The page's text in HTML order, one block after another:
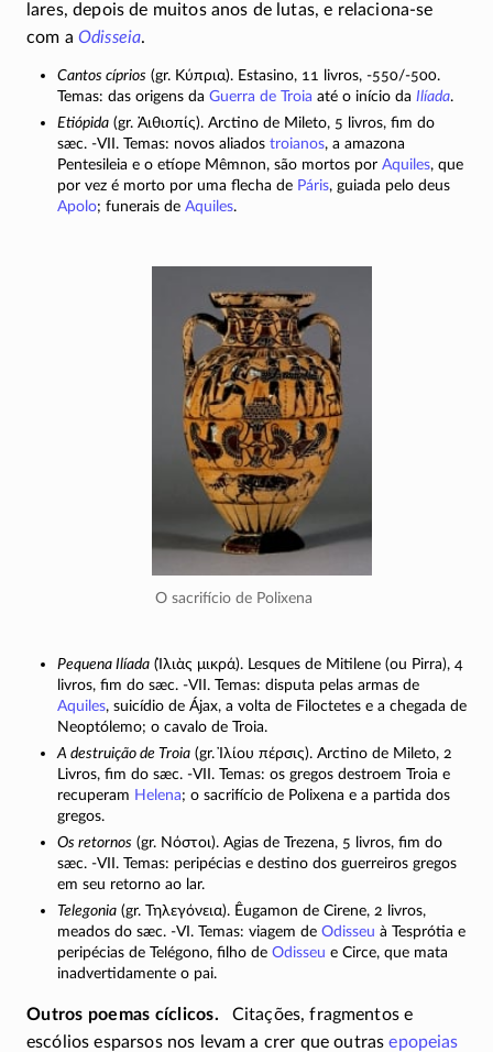
lares, depois de muitos anos de lutas, e relaciona-se
com a Odisseia.
Cantos cíprios (gr. Κύπρια). Estasino, 11 livros, -550/-500.
Temas: das origens da Guerra de Troia até o início da Ilíada.
Etiópida (gr. Ἀιθιοπίς). Arctino de Mileto, 5 livros, fim do
sæc. -VII . Temas: novos aliados troianos, a amazona
Pentesileia e o etíope Mêmnon, são mortos por Aquiles, que
por vez é morto por uma flecha de Páris, guiada pelo deus
Apolo; funerais de Aquiles.
O sacrifício de Polixena
Pequena Ilíada (Ἰλιὰς μικρά). Lesques de Mitilene (ou Pirra), 4
livros, fim do sæc. -VII. Temas: disputa pelas armas de
Aquiles, suicídio de Ájax, a volta de Filoctetes e a chegada de
Neoptólemo; o cavalo de Troia.
A destruição de Troia (gr.Ἰλίου πέρσις). Arctino de Mileto, 2
Livros, fim do sæc. -VII. Temas: os gregos destroem Troia e
recuperam Helena; o sacrifício de Polixena e a partida dos
gregos.
Os retornos (gr. Νόστοι). Agias de Trezena, 5 livros, fim do
sæc. -VII. Temas: peripécias e destino dos guerreiros gregos
em seu retorno ao lar.
Telegonia (gr. Τηλεγόνεια). Êugamon de Cirene, 2 livros,
meados do sæc. -VI. Temas: viagem de Odisseu à Tesprótia e
peripécias de Telégono, filho de Odisseu e Circe, que mata
inadvertidamente o pai.
Outros poemas cíclicos
Citações, fragmentos e
escólios esparsos nos levam a crer que outrasepopeias